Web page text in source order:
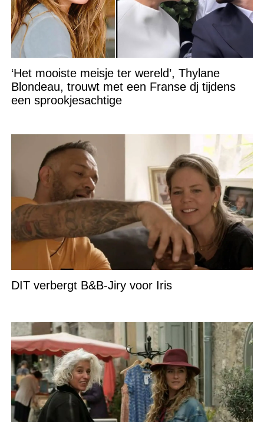
‘Het mooiste meisje ter wereld’, Thylane
Blondeau, trouwt met een Franse dj tijdens
een sprookjesachtige
DIT verbergt B&B-Jiry voor Iris